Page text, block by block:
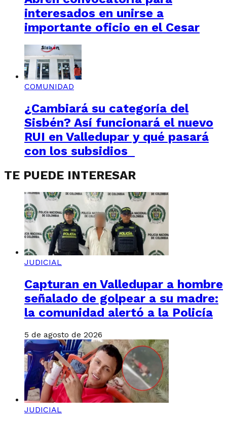
interesados en unirse a
importante oficio en el Cesar
COMUNIDAD
¿Cambiará su categoría del
Sisbén? Así funcionará el nuevo
RUI en Valledupar y qué pasará
con los subsidios
TE PUEDE INTERESAR
JUDICIAL
Capturan en Valledupar a hombre
señalado de golpear a su madre:
la comunidad alertó a la Policía
5 de agosto de 2026
JUDICIAL